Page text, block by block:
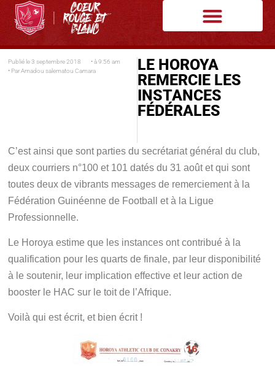
Publié le 3 septembre 2018 • à 9:56 am
• ParAmadou salematou Camara
LE HOROYA
REMERCIE LES
INSTANCES
FÉDÉRALES
C’est ainsi que sont parties du secrétariat général du club,
deux courriers n°100 et 101 datés du 31 août et qui sont
toutes deux de vibrants messages de remerciement à la
Fédération Guinéenne de Football et à la Ligue
Professionnelle.
Le Horoya estime que les instances ont contribué à la
qualification pour les quarts de finale, par leur disponibilité
à le soutenir, leur implication effective et leur action de
booster le HAC sur le toit de l’Afrique.
Voilà qui est écrit, et bien écrit !